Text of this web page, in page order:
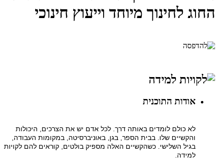
החוג לחינוך מיוחד וייעוץ חינוכי
אודות התוכנית
לא כולם לומדים באותה דרך. לכל אדם יש את הצרכים, היכולות
והקשיים שלו. בבית הספר, בגן, באוניברסיטה, במקומות העבודה,
בגיל השלישי. כשהקשיים האלה מספיק בולטים, קוראים להם לקויות
למידה.